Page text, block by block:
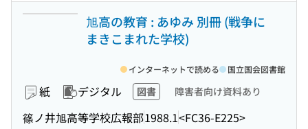
旭高の教育 : あゆみ 別冊 (戦争に
まきこまれた学校)
紙 デジタル 図書 障害者向け資料あり
篠ノ井旭高等学校広報部1988.1<FC36-E225>
インターネットで読める 国立国会図書館